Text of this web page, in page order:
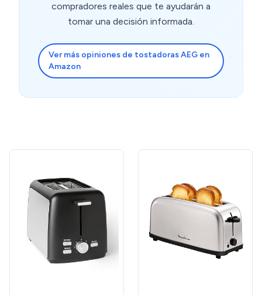
compradores reales que te ayudarán a
tomar una decisión informada.
Ver más opiniones de tostadoras AEG en
Amazon